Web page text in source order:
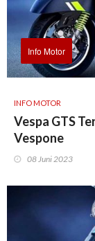
Info Motor
INFO MOTOR
Vespa GTS
Vespone
08 Juni 2023